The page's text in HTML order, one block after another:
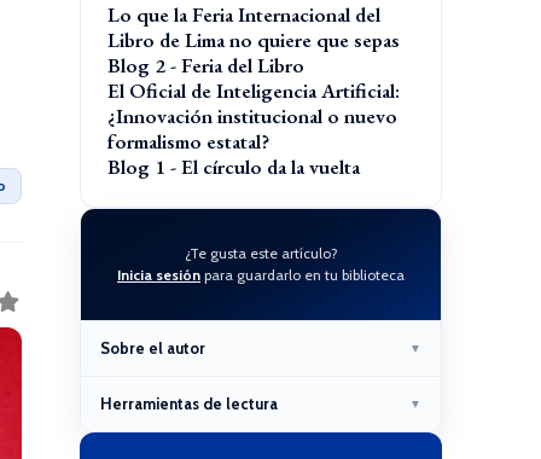
Lo que la Feria Internacional del
Libro de Lima no quiere que sepas
Blog 2 - Feria del Libro
El Oficial de Inteligencia Artificial:
¿Innovación institucional o nuevo
formalismo estatal?
Blog 1 - El círculo da la vuelta
¿Te gusta este artículo?
Inicia sesión para guardarlo en tu biblioteca
Sobre el autor ▼
Herramientas de lectura ▼